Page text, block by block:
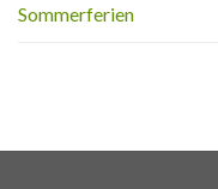
Sommerferien